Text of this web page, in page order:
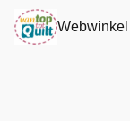
Webwinkel